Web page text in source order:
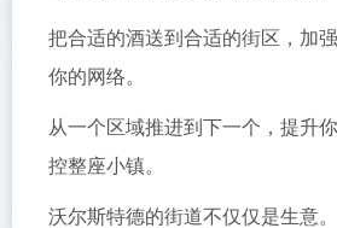
把合适的酒送到合适的街区，加
你的网络。
从一个区域推进到下一个，提升
控整座小镇。
沃尔斯特德的街道不仅仅是生意